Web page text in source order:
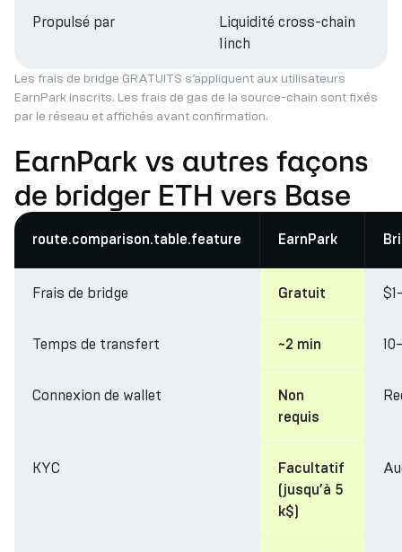
Propulsé par
Liquidité cross-chain
1inch
Les frais de bridge GRATUITS s’appliquent aux utilisateurs
EarnPark inscrits. Les frais de gas de la source-chain sont fixés
par le réseau et affichés avant confirmation.
EarnPark vs autres façons
de bridger ETH vers Base
route.comparison.table.feature EarnPark
Frais de bridge Gratuit
Temps de transfert ~2 min
Connexion de wallet
Non
requis
KYC
Facultatif
(jusqu’à 5
k$)